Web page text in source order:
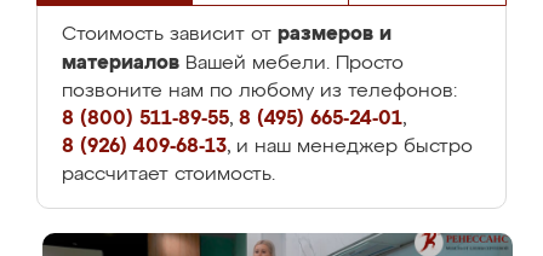
Стоимость зависит от размеров и
материалов Вашей мебели. Просто
позвоните нам по любому из телефонов:
8 (800) 511-89-55, 8 (495) 665-24-01,
8 (926) 409-68-13, и наш менеджер быстро
рассчитает стоимость.